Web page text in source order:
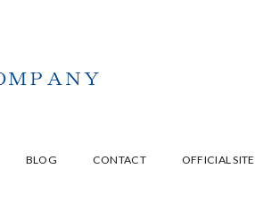
BLOG CONTACT OFFICIAL SITE